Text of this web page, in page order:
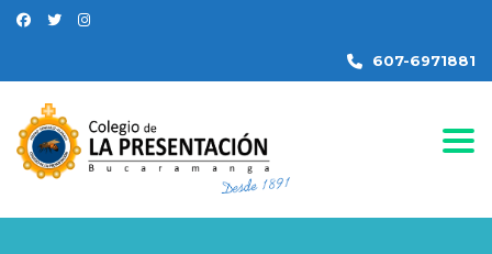
607-6971881